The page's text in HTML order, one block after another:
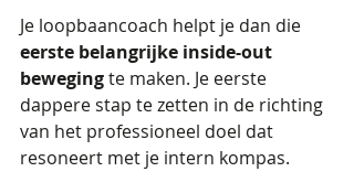
Je loopbaancoach helpt je dan die
eerste belangrijke inside-out
beweging te maken. Je eerste
dappere stap te zetten in de richting
van het professioneel doel dat
resoneert met je intern kompas.